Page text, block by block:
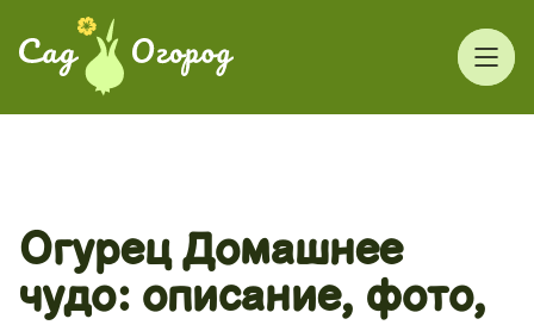
Огурец Домашнее
чудо: описание, фото,